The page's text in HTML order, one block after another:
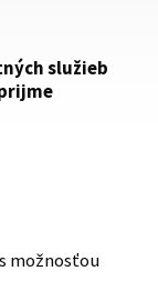
služieb
možnosťou